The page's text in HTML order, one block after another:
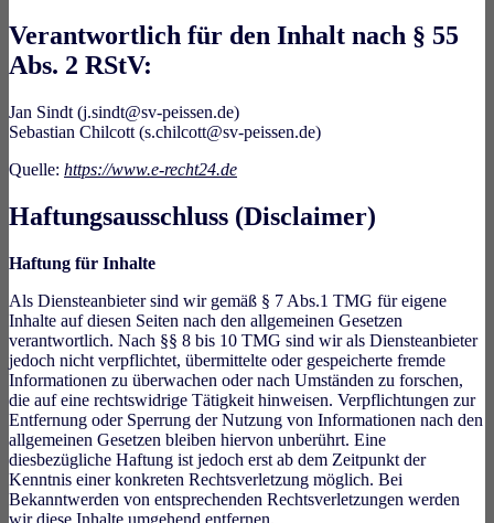
Verantwortlich für den Inhalt nach § 55
Abs. 2 RStV:
Jan Sindt (j.sindt@sv-peissen.de)
Sebastian Chilcott (s.chilcott@sv-peissen.de)
Quelle: https://www.e-recht24.de
Haftungsausschluss (Disclaimer)
Haftung für Inhalte
Als Diensteanbieter sind wir gemäß § 7 Abs.1 TMG für eigene
Inhalte auf diesen Seiten nach den allgemeinen Gesetzen
verantwortlich. Nach §§ 8 bis 10 TMG sind wir als Diensteanbieter
jedoch nicht verpflichtet, übermittelte oder gespeicherte fremde
Informationen zu überwachen oder nach Umständen zu forschen,
die auf eine rechtswidrige Tätigkeit hinweisen. Verpflichtungen zur
Entfernung oder Sperrung der Nutzung von Informationen nach den
allgemeinen Gesetzen bleiben hiervon unberührt. Eine
diesbezügliche Haftung ist jedoch erst ab dem Zeitpunkt der
Kenntnis einer konkreten Rechtsverletzung möglich. Bei
Bekanntwerden von entsprechenden Rechtsverletzungen werden
wir diese Inhalte umgehend entfernen.